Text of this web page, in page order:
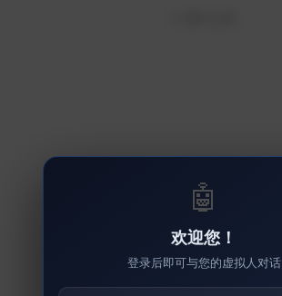
🤖
欢迎您！
登录后即可与您的虚拟人对话